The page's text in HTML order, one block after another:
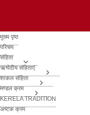
मुख्य पृष्ठ
परिचय
संहिता
ऋग्वेदीय संहिताएं
शाकल संहिता
मण्डल क्रम
KERELA TRADITION
अष्टक क्रम